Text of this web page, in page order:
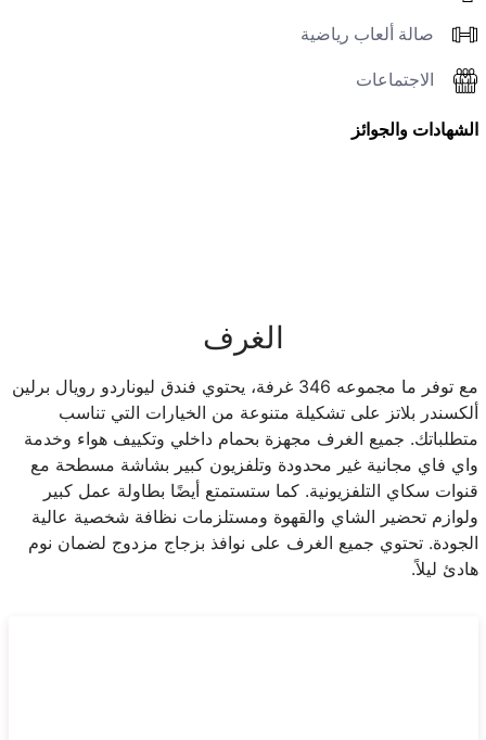
صالة ألعاب رياضية
الاجتماعات
الشهادات والجوائز
الغرف
مع توفر ما مجموعه 346 غرفة، يحتوي فندق ليوناردو رويال برلين
ألكسندر بلاتز على تشكيلة متنوعة من الخيارات التي تناسب
متطلباتك. جميع الغرف مجهزة بحمام داخلي وتكييف هواء وخدمة
واي فاي مجانية غير محدودة وتلفزيون كبير بشاشة مسطحة مع
قنوات سكاي التلفزيونية. كما ستستمتع أيضًا بطاولة عمل كبير
ولوازم تحضير الشاي والقهوة ومستلزمات نظافة شخصية عالية
الجودة. تحتوي جميع الغرف على نوافذ بزجاج مزدوج لضمان نوم
هادئ ليلاً.